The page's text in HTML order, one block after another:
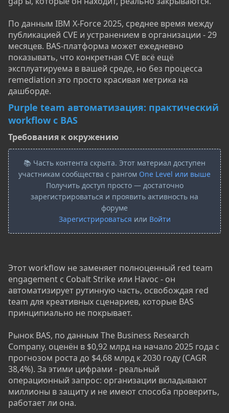
По данным IBM X-Force 2025, среднее время между
публикацией CVE и устранением в организации - 29
месяцев. BAS-платформа может ежедневно
показывать, что конкретная CVE всё ещё
эксплуатируема в вашей среде, но без процесса
remediation это просто красивая метрика на
дашборде.
Purple team автоматизация: практический
workflow с BAS
Требования к окружению​
📚 Часть контента скрыта. Этот материал доступен
участникам сообщества с рангом One Level или выше
Получить доступ просто — достаточно
зарегистрироваться и проявить активность на
форуме
Зарегистрироваться или Войти
Этот workflow не заменяет полноценный red team
engagement с Cobalt Strike или Havoc - он
автоматизирует рутинную часть, освобождая red
team для креативных сценариев, которые BAS
принципиально не покрывает.
Рынок BAS, по данным The Business Research
Company, оценён в $0,92 млрд на начало 2025 года с
прогнозом роста до $4,68 млрд к 2030 году (CAGR
38,4%). За этими цифрами - реальный
операционный запрос: организации вкладывают
миллионы в защиту и не имеют способа проверить,
работает ли она.